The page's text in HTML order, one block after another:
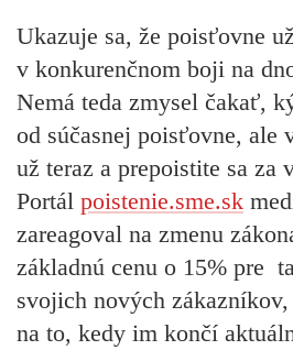
Ukazuje sa, že poisťovne
v konkurenčnom boji na
Nemá teda zmysel čakať,
od súčasnej poisťovne, ale
už teraz a prepoistite sa za
Portál poistenie.sme.sk
zareagoval na zmenu
základnú cenu o 15% pre
svojich nových
na to, kedy im končí